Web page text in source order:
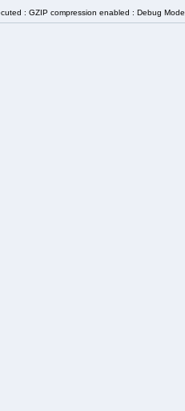
: GZIP compression enabled : Debug Mode